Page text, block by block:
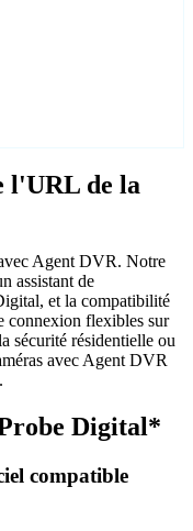
l'URL de la
Agent DVR. Notre
assistant de
et la compatibilité
connexion flexibles sur
sécurité résidentielle ou
avec Agent DVR
Digital*
compatible